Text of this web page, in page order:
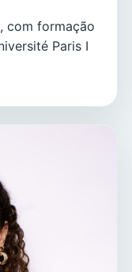
com formação
Paris I